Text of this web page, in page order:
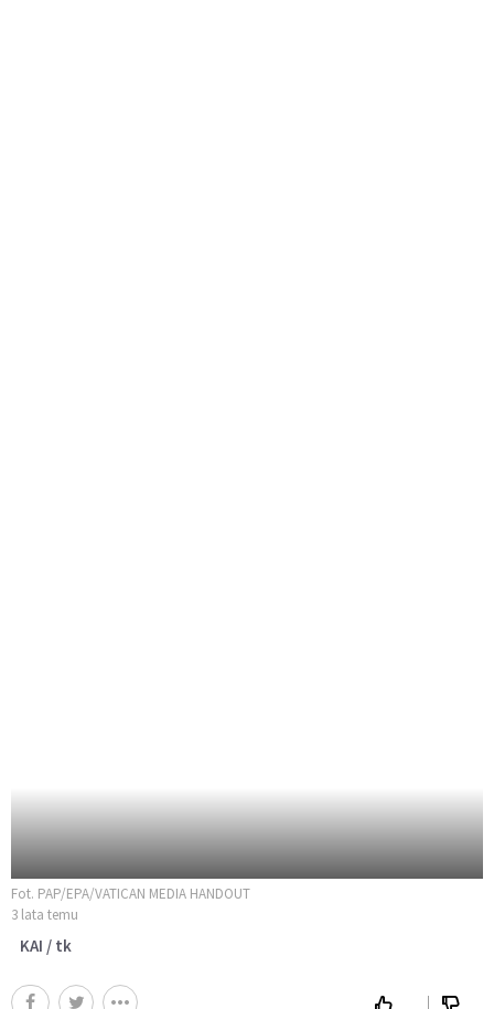
Fot. PAP/EPA/VATICAN MEDIA HANDOUT
3 lata temu
KAI / tk